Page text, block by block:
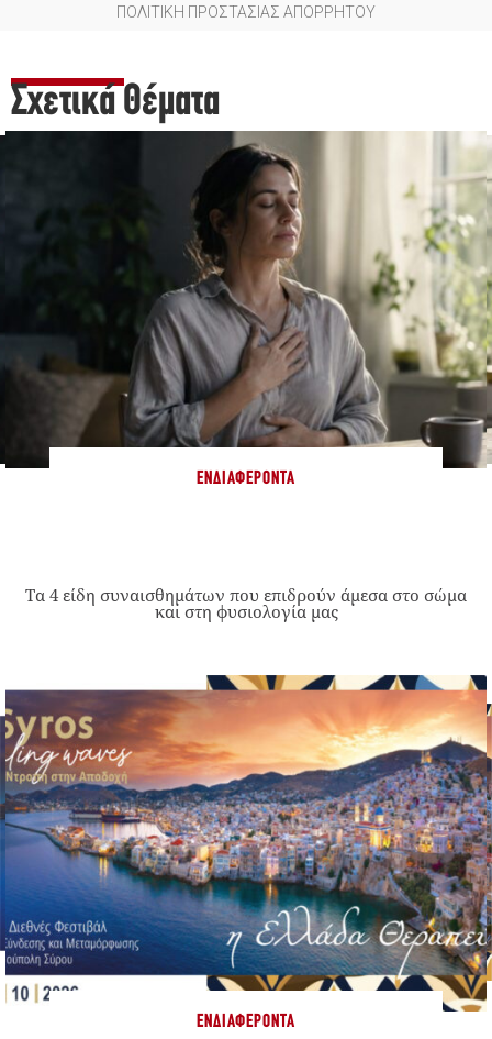
ΠΟΛΙΤΙΚΗ ΠΡΟΣΤΑΣΙΑΣ ΑΠΟΡΡΗΤΟΥ
Σχετικά Θέματα
ΕΝΔΙΑΦΈΡΟΝΤΑ
Τα 4 είδη συναισθημάτων που επιδρούν άμεσα στο σώμα
και στη φυσιολογία μας
ΕΝΔΙΑΦΈΡΟΝΤΑ